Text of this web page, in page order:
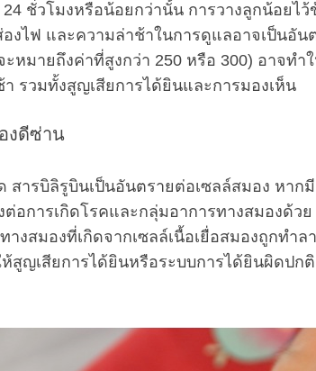
24 ชั่วโมงหรือน้อยกว่านั้น การวางลูกน้อยไ
องไฟ และความล่าช้าในการดูแลอาจเป็นอัน
ะหมายถึงค่าที่สูงกว่า 250 หรือ 300) อาจทำ
รวมทั้งสูญเสียการได้ยินและการมองเห็น
งดีซ่าน
สารบิลิรูบินเป็นอันตรายต่อเซลล์สมอง หา
ต่อการเกิดโรคและกลุ่มอาการทางสมองด้วย
างสมองที่เกิดจากเซลล์เนื้อเยื่อสมองถูกทำ
สูญเสียการได้ยินหรือระบบการได้ยินผิดปก